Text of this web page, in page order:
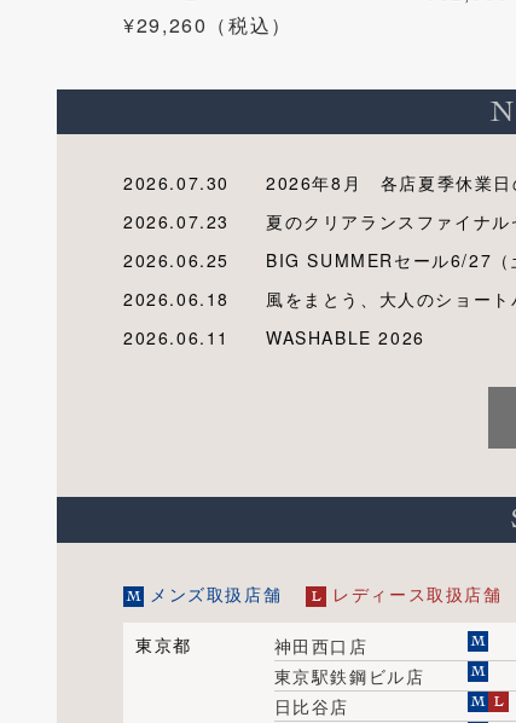
¥29,260（税込）
2026.07.30
2026年8月 各店夏季休業日
2026.07.23
夏のクリアランスファイナル
2026.06.25
BIG SUMMERセール6/27（
2026.06.18
風をまとう、大人のショート
2026.06.11
WASHABLE 2026
メンズ取扱店舗 レディース取扱店舗
東京都 神田西口店
東京駅鉄鋼ビル店
日比谷店